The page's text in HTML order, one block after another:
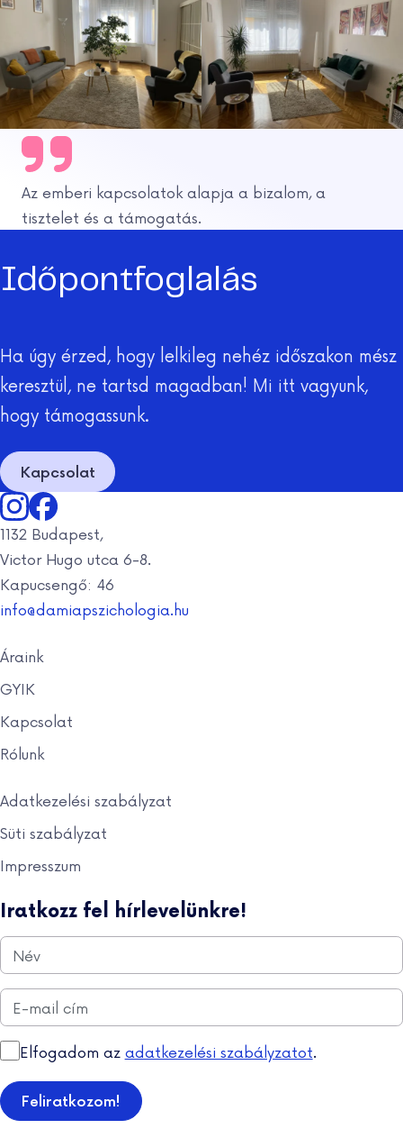
Az emberi kapcsolatok alapja a bizalom, a
tisztelet és a támogatás.
Időpontfoglalás
Ha úgy érzed, hogy lelkileg nehéz időszakon mész
keresztül, ne tartsd magadban! Mi itt vagyunk,
hogy támogassunk.
Kapcsolat
1132 Budapest,
Victor Hugo utca 6-8.
Kapucsengő: 46
info@damiapszichologia.hu
Áraink
GYIK
Kapcsolat
Rólunk
Adatkezelési szabályzat
Süti szabályzat
Impresszum
Iratkozz fel hírlevelünkre!
Név
E-mail cím
Elfogadom az adatkezelési szabályzatot.
Feliratkozom!